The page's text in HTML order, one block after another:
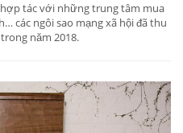
tác với những trung tâm mua
các ngôi sao mạng xã hội đã thu
năm 2018.